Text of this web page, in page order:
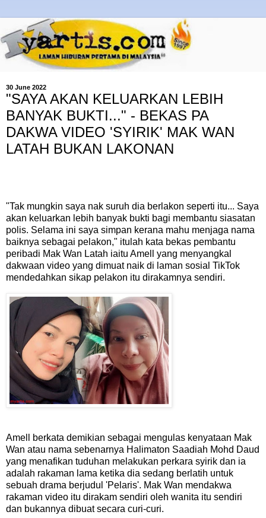
30 June 2022
"SAYA AKAN KELUARKAN LEBIH
BANYAK BUKTI..." - BEKAS PA
DAKWA VIDEO 'SYIRIK' MAK WAN
LATAH BUKAN LAKONAN
"Tak mungkin saya nak suruh dia berlakon seperti itu... Saya
akan keluarkan lebih banyak bukti bagi membantu siasatan
polis. Selama ini saya simpan kerana mahu menjaga nama
baiknya sebagai pelakon," itulah kata bekas pembantu
peribadi Mak Wan Latah iaitu Amell yang menyangkal
dakwaan video yang dimuat naik di laman sosial TikTok
mendedahkan sikap pelakon itu dirakamnya sendiri.
Amell berkata demikian sebagai mengulas kenyataan Mak
Wan atau nama sebenarnya Halimaton Saadiah Mohd Daud
yang menafikan tuduhan melakukan perkara syirik dan ia
adalah rakaman lama ketika dia sedang berlatih untuk
sebuah drama berjudul 'Pelaris'. Mak Wan mendakwa
rakaman video itu dirakam sendiri oleh wanita itu sendiri
dan bukannya dibuat secara curi-curi.